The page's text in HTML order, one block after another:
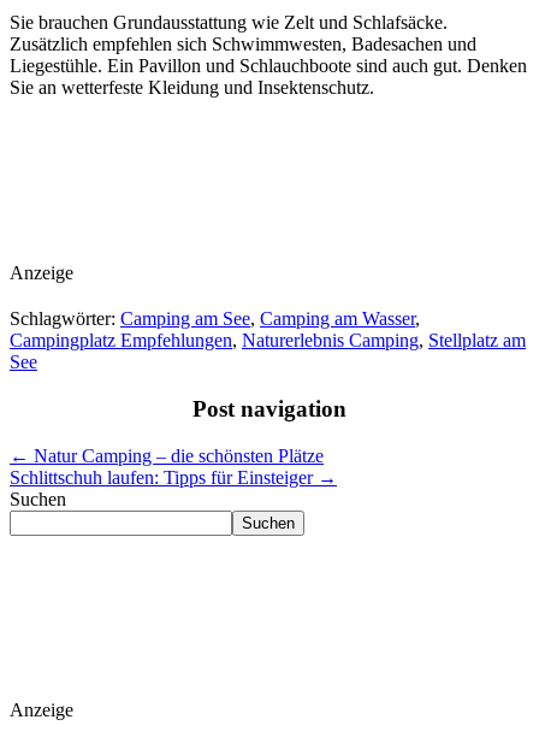
Sie brauchen Grundausstattung wie Zelt und Schlafsäcke.
Zusätzlich empfehlen sich Schwimmwesten, Badesachen und
Liegestühle. Ein Pavillon und Schlauchboote sind auch gut. Denken
Sie an wetterfeste Kleidung und Insektenschutz.
Anzeige
Schlagwörter: Camping am See, Camping am Wasser,
Campingplatz Empfehlungen, Naturerlebnis Camping, Stellplatz am
See
Post navigation
← Natur Camping – die schönsten Plätze
Schlittschuh laufen: Tipps für Einsteiger →
Suchen
Suchen
Anzeige